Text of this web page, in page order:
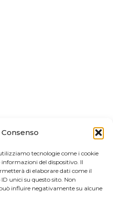
Consenso
tecnologie come i cookie
del dispositivo. Il
di elaborare dati come il
unici su questo sito. Non
influire negativamente su alcune
MODICA (RG) – P. IVA: IT
Il Brandificio